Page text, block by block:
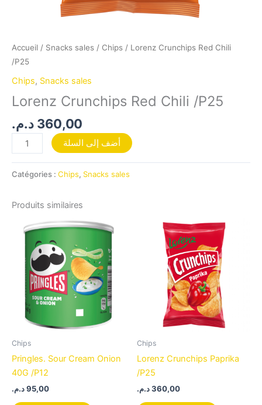
Accueil / Snacks sales / Chips / Lorenz Crunchips Red Chili
/P25
Chips, Snacks sales
Lorenz Crunchips Red Chili /P25
360,00 د.م.
أضف إلى السلة
Catégories : Chips, Snacks sales
Produits similaires
Chips
Pringles. Sour Cream Onion
40G /P12
95,00د.م.
Chips
Lorenz Crunchips Paprika
/P25
360,00د.م.